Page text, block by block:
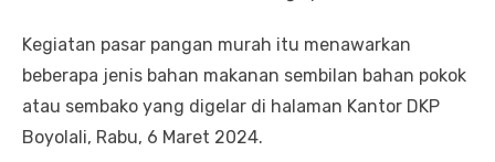
Kegiatan pasar pangan murah itu menawarkan
beberapa jenis bahan makanan sembilan bahan pokok
atau sembako yang digelar di halaman Kantor DKP
Boyolali, Rabu, 6 Maret 2024.